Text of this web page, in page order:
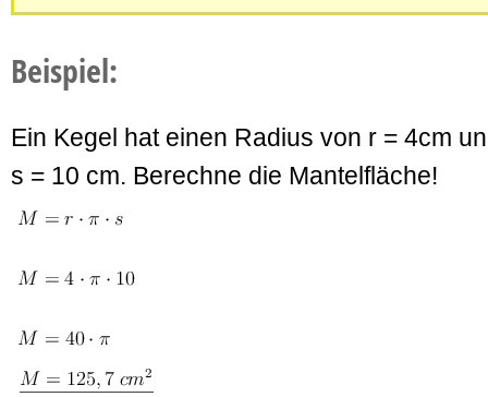
Beispiel:
Ein Kegel hat einen Radius von r = 4cm
s = 10 cm. Berechne die Mantelfläche!